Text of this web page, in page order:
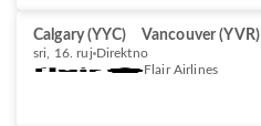
Calgary (YYC) Vancouver (YVR)
sri, 16. ruj Direktno
Flair Airlines